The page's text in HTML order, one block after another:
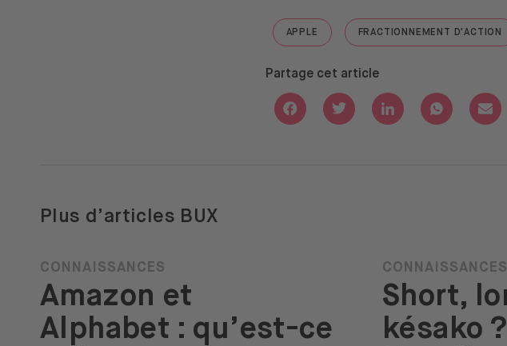
APPLE
GO TO "APPLE"
FRACTIONNEMENT D'ACTION
GO TO
Partage cet article
Share with Facebook
Share with Twitter
Share with Linkedin
Share with
Plus d’articles BUX
CONNAISSANCES
Amazon et
Alphabet : qu’est-ce
CONNAISSANCES
Short,
késako